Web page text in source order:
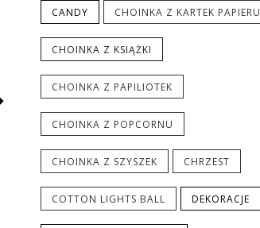
CANDY CHOINKA Z KARTEK PAPIERU
CHOINKA Z KSIĄŻKI
CHOINKA Z PAPILIOTEK
CHOINKA Z POPCORNU
CHOINKA Z SZYSZEK CHRZEST
COTTON LIGHTS BALL DEKORACJE